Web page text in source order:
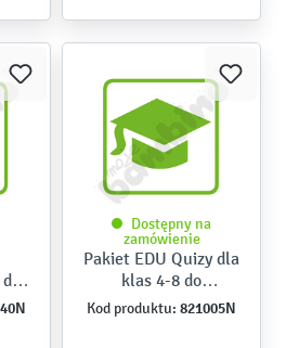
Dostępny na
zamówienie
Pakiet EDU Quizy dla
klas 4-8 do
Magicznego Dywanu
4.0 i Kinebi 5.0
Kod produktu: 821005N